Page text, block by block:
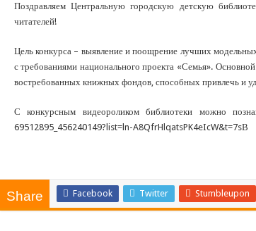
Поздравляем Центральную городскую детскую
читателей!
Цель конкурса – выявление и поощрение лучших
с требованиями национального проекта «Семья».
востребованных книжных фондов, способных привлечь и
С конкурсным видеороликом библиотеки можно
69512895_456240149?list=ln-A8QfrHlqatsPK4eIcW&t=7sВ
Share Facebook Twitter Stumbleupon